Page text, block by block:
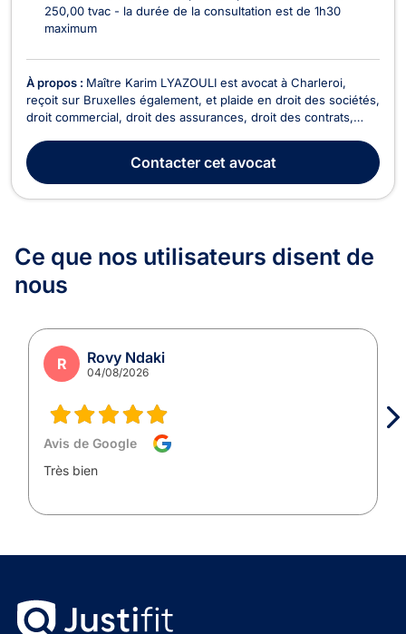
250,00 tvac - la durée de la consultation est de 1h30
maximum
À propos : Maître Karim LYAZOULI est avocat à Charleroi,
reçoit sur Bruxelles également, et plaide en droit des sociétés,
droit commercial, droit des assurances, droit des contrats,
accompagne lors de la création et la vie de la société (choix
de la structure, apports...
Contactercet avocat
Ce que nos utilisateurs disent de
nous
R Rovy Ndaki
04/08/2026
Avis de Google
Très bien